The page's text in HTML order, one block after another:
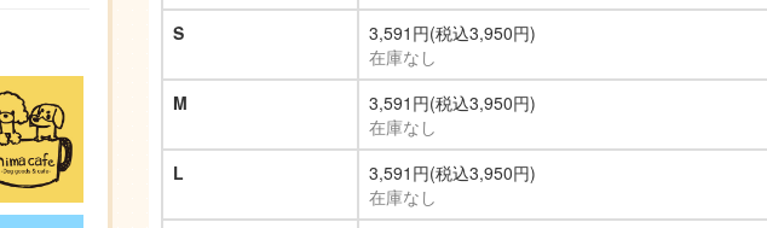
S
3,591円(税込3,950円)
在庫なし
M
3,591円(税込3,950円)
在庫なし
L
3,591円(税込3,950円)
在庫なし